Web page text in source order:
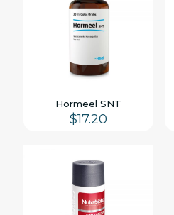
Hormeel SNT
$17.20